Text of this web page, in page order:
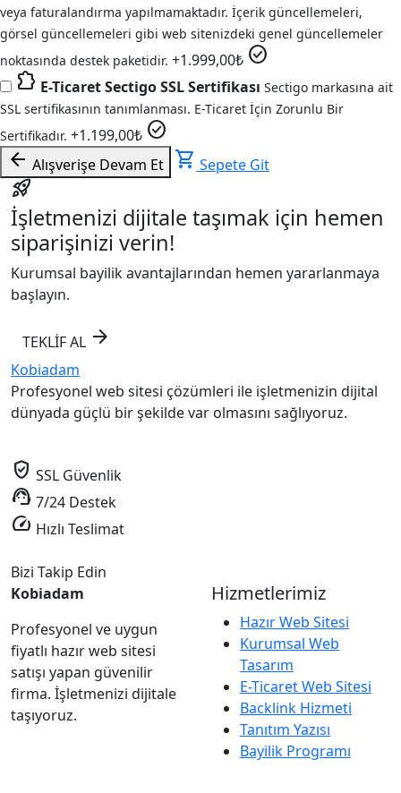
veya faturalandırma yapılmamaktadır. İçerik güncellemeleri,
görsel güncellemeleri gibi web sitenizdeki genel güncellemeler
noktasında destek paketidir. +1.999,00₺ check_circle
extension E-Ticaret Sectigo SSL Sertifikası Sectigo markasına ait
SSL sertifikasının tanımlanması. E-Ticaret İçin Zorunlu Bir
Sertifikadır. +1.199,00₺ check_circle
arrow_back Alışverişe Devam Et shopping_cart Sepete Git
rocket_launch
İşletmenizi dijitale taşımak için hemen
siparişinizi verin!
Kurumsal bayilik avantajlarından hemen yararlanmaya
başlayın.
TEKLİF AL arrow_forward
Kobiadam
Profesyonel web sitesi çözümleri ile işletmenizin dijital
dünyada güçlü bir şekilde var olmasını sağlıyoruz.
verified_user SSL Güvenlik
support_agent 7/24 Destek
speed Hızlı Teslimat
Bizi Takip Edin
Kobiadam
Profesyonel ve uygun
fiyatlı hazır web sitesi
satışı yapan güvenilir
firma. İşletmenizi dijitale
taşıyoruz.
Hizmetlerimiz
Hazır Web Sitesi
Kurumsal Web
Tasarım
E-Ticaret Web Sitesi
Backlink Hizmeti
Tanıtım Yazısı
Bayilik Programı